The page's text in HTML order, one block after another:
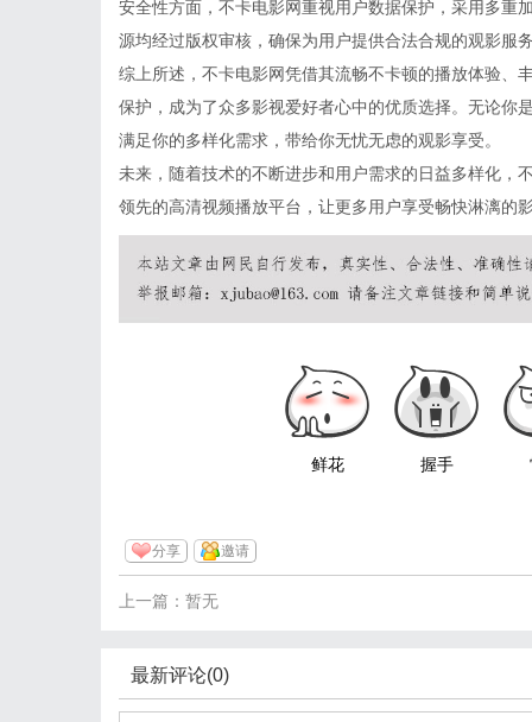
安全性方面，不卡电影网重视用户数据保护，采用多重
源均经过版权审核，确保为用户提供合法合规的观影服
综上所述，不卡电影网凭借其流畅不卡顿的播放体验、
保护，成为了众多影视爱好者心中的优质选择。无论你
满足你的多样化需求，带给你无忧无虑的观影享受。
未来，随着技术的不断进步和用户需求的日益多样化，
领先的高清视频播放平台，让更多用户享受畅快淋漓的
鲜花 握手
分享 邀请
上一篇：暂无
最新评论(0)